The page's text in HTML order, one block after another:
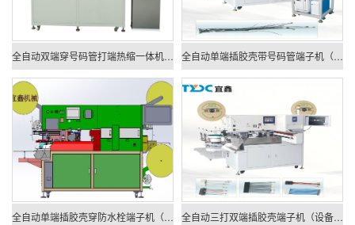
全自动双端穿号码管打端热缩一体机（设备型号：TYDC-JH-02） 全自动单端插胶壳带号码管端子机（设备型号：TYDC-K-A605）
全自动单端插胶壳穿防水栓端子机（设备型号：TYDC-K-A603） 全自动三打双端插胶壳端子机（设备型号：TYDC-K-A602）